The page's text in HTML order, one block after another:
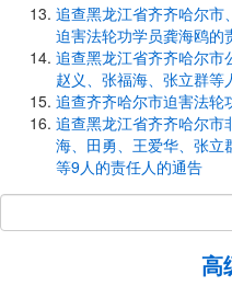
追查黑龙江省齐齐哈尔市
迫害法轮功学员龚海鸥的
追查黑龙江省齐齐哈尔市
赵义、张福海、张立群等
追查齐齐哈尔市迫害法轮
追查黑龙江省齐齐哈尔市
海、田勇、王爱华、张立
等9人的责任人的通告
高